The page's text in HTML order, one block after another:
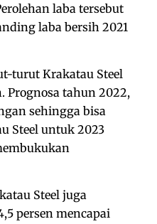
laba tersebut
laba bersih 2021
turut Krakatau Steel
tahun 2022,
sehingga bisa
Steel untuk 2023
Steel juga
persen mencapai